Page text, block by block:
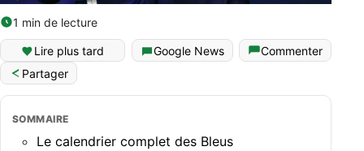
1 min de lecture
Lire plus tard Google News
Commenter
Partager
SOMMAIRE
Le calendrier complet des Bleus